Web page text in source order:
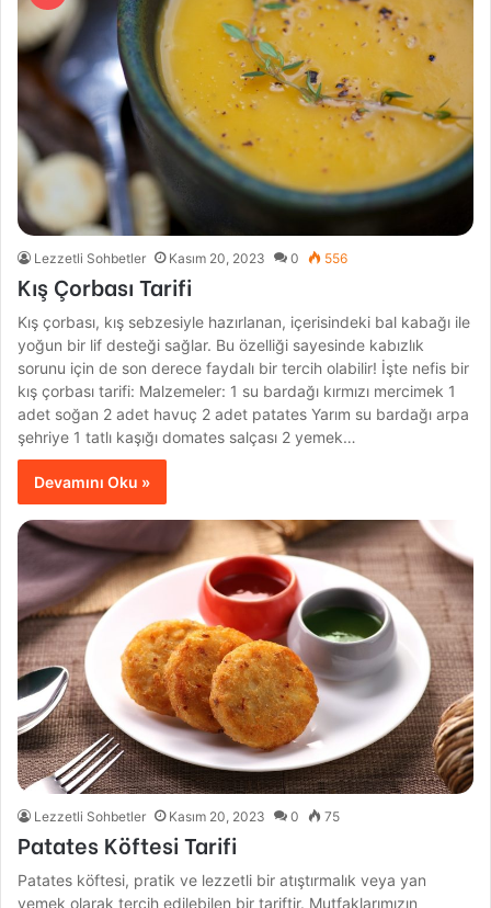
Lezzetli Sohbetler Kasım 20, 2023 0 556
Kış Çorbası Tarifi
Kış çorbası, kış sebzesiyle hazırlanan, içerisindeki bal kabağı ile
yoğun bir lif desteği sağlar. Bu özelliği sayesinde kabızlık
sorunu için de son derece faydalı bir tercih olabilir! İşte nefis bir
kış çorbası tarifi: Malzemeler: 1 su bardağı kırmızı mercimek 1
adet soğan 2 adet havuç 2 adet patates Yarım su bardağı arpa
şehriye 1 tatlı kaşığı domates salçası 2 yemek…
Devamını Oku »
Lezzetli Sohbetler Kasım 20, 2023 0 75
Patates Köftesi Tarifi
Patates köftesi, pratik ve lezzetli bir atıştırmalık veya yan
yemek olarak tercih edilebilen bir tariftir. Mutfaklarımızın